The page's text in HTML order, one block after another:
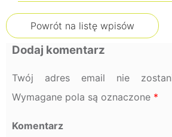
Powrót na listę wpisów
Dodaj komentarz
Twój adres email nie
Wymagane pola są oznaczone *